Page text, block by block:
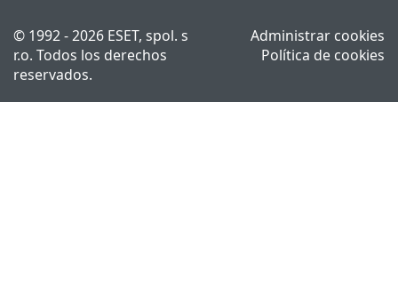
© 1992 - 2026 ESET, spol. s
r.o. Todos los derechos
reservados.
Administrar cookies
Política de cookies